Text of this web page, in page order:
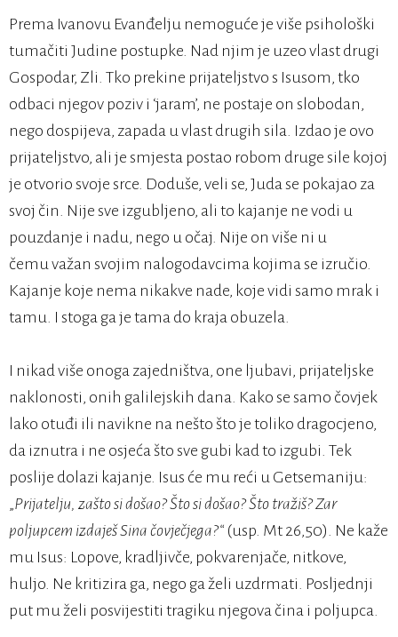
Prema Ivanovu Evanđelju nemoguće je više psihološki
tumačiti Judine postupke. Nad njim je uzeo vlast drugi
Gospodar, Zli. Tko prekine prijateljstvo s Isusom, tko
odbaci njegov poziv i ‘jaram’, ne postaje on slobodan,
nego dospijeva, zapada u vlast drugih sila. Izdao je ovo
prijateljstvo, ali je smjesta postao robom druge sile kojoj
je otvorio svoje srce. Doduše, veli se, Juda se pokajao za
svoj čin. Nije sve izgubljeno, ali to kajanje ne vodi u
pouzdanje i nadu, nego u očaj. Nije on više ni u
čemu važan svojim nalogodavcima kojima se izručio.
Kajanje koje nema nikakve nade, koje vidi samo mrak i
tamu. I stoga ga je tama do kraja obuzela.
I nikad više onoga zajedništva, one ljubavi, prijateljske
naklonosti, onih galilejskih dana. Kako se samo čovjek
lako otuđi ili navikne na nešto što je toliko dragocjeno,
da iznutra i ne osjeća što sve gubi kad to izgubi. Tek
poslije dolazi kajanje. Isus će mu reći u Getsemaniju:
„Prijatelju, zašto si došao? Što si došao? Što tražiš? Zar
poljupcem izdaješ Sina čovječjega?“ (usp. Mt 26,50). Ne kaže
mu Isus: Lopove, kradljivče, pokvarenjače, nitkove,
huljo. Ne kritizira ga, nego ga želi uzdrmati. Posljednji
put mu želi posvijestiti tragiku njegova čina i poljupca.